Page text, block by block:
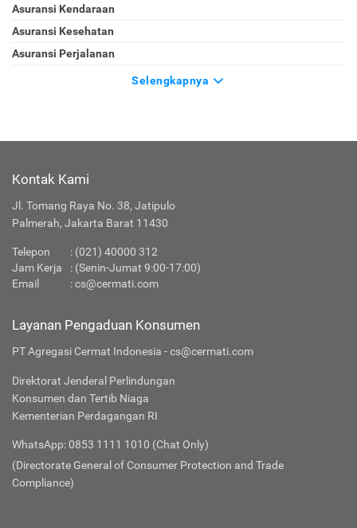
Asuransi Kendaraan
Asuransi Kesehatan
Asuransi Perjalanan
Selengkapnya
Kontak Kami
Jl. Tomang Raya No. 38, Jatipulo
Palmerah, Jakarta Barat 11430
Telepon : (021) 40000 312
Jam Kerja
: (Senin-Jumat 9:00-17:00)
Email
:cs@cermati.com
Layanan Pengaduan Konsumen
PT Agregasi Cermat Indonesia - cs@cermati.com
Direktorat Jenderal Perlindungan
Konsumen dan Tertib Niaga
Kementerian Perdagangan RI
WhatsApp: 0853 1111 1010 (Chat Only)
(Directorate General of Consumer Protection and Trade
Compliance)